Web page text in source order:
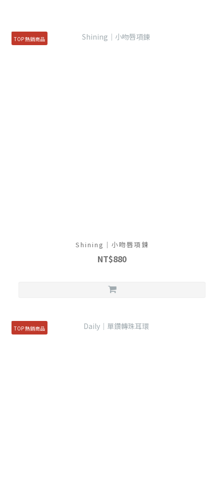
TOP 熱銷商品
Shining｜小吻唇項鍊
NT$880
TOP 熱銷商品